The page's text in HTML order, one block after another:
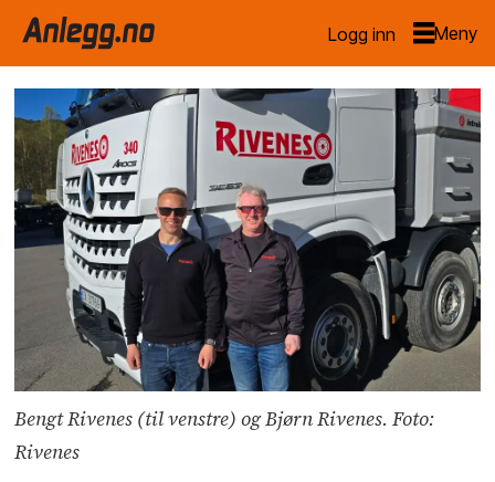
Logg inn
Bengt Rivenes (til venstre) og Bjørn Rivenes. Foto:
Rivenes